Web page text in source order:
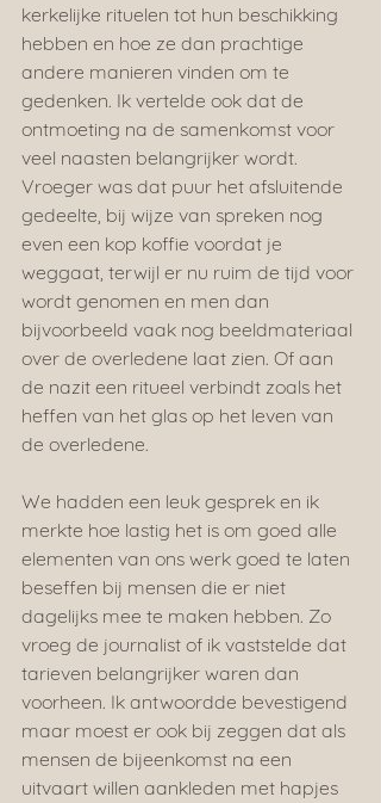
kerkelijke rituelen tot hun beschikking
hebben en hoe ze dan prachtige
andere manieren vinden om te
gedenken. Ik vertelde ook dat de
ontmoeting na de samenkomst voor
veel naasten belangrijker wordt.
Vroeger was dat puur het afsluitende
gedeelte, bij wijze van spreken nog
even een kop koffie voordat je
weggaat, terwijl er nu ruim de tijd voor
wordt genomen en men dan
bijvoorbeeld vaak nog beeldmateriaal
over de overledene laat zien. Of aan
de nazit een ritueel verbindt zoals het
heffen van het glas op het leven van
de overledene.
We hadden een leuk gesprek en ik
merkte hoe lastig het is om goed alle
elementen van ons werk goed te laten
beseffen bij mensen die er niet
dagelijks mee te maken hebben. Zo
vroeg de journalist of ik vaststelde dat
tarieven belangrijker waren dan
voorheen. Ik antwoordde bevestigend
maar moest er ook bij zeggen dat als
mensen de bijeenkomst na een
uitvaart willen aankleden met hapjes